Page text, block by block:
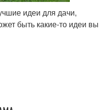
идеи для дачи,
быть какие-то идеи вы